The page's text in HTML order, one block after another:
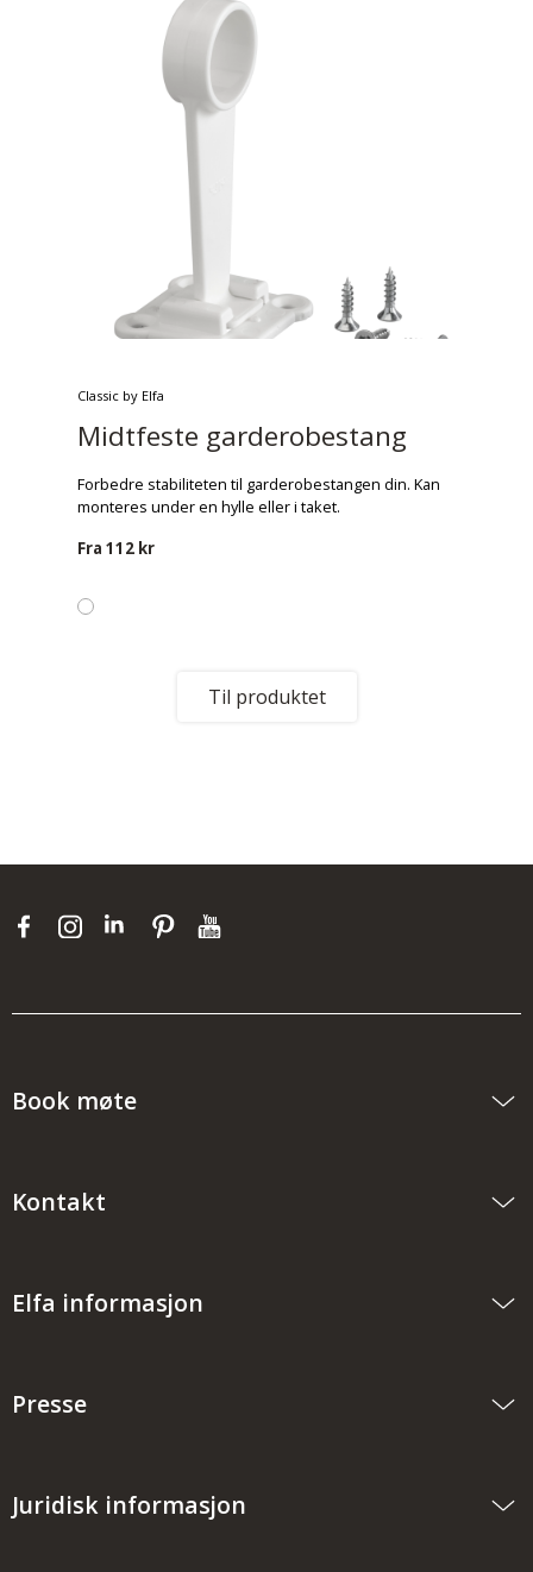
Classic by Elfa
Midtfeste garderobestang
Forbedre stabiliteten til garderobestangen din. Kan
monteres under en hylle eller i taket.
Fra 112 kr
Til produktet
Book møte
Kontakt
Elfa informasjon
Presse
Juridisk informasjon